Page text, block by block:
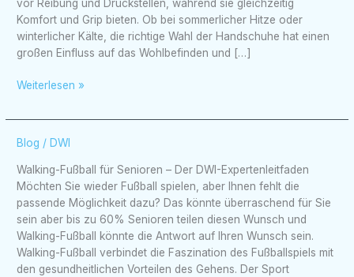
vor Reibung und Druckstellen, während sie gleichzeitig
Komfort und Grip bieten. Ob bei sommerlicher Hitze oder
winterlicher Kälte, die richtige Wahl der Handschuhe hat einen
großen Einfluss auf das Wohlbefinden und […]
jede
Jahreszeit
Weiterlesen »
Blog / DWI
Walking-Fußball für Senioren – Der DWI-Expertenleitfaden
Möchten Sie wieder Fußball spielen, aber Ihnen fehlt die
passende Möglichkeit dazu? Das könnte überraschend für Sie
sein aber bis zu 60% Senioren teilen diesen Wunsch und
Walking-Fußball könnte die Antwort auf Ihren Wunsch sein.
Walking-Fußball verbindet die Faszination des Fußballspiels mit
den gesundheitlichen Vorteilen des Gehens. Der Sport
Walking-
für
Senioren
–
Der
DWI-
Expertenleitfaden